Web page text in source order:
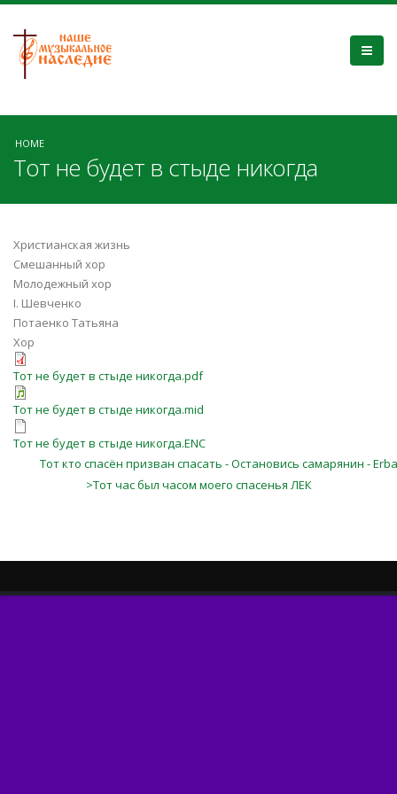
HOME
Тот не будет в стыде никогда
Христианская жизнь
Смешанный хор
Молодежный хор
І. Шевченко
Потаенко Татьяна
Хор
Тот не будет в стыде никогда.pdf
Тот не будет в стыде никогда.mid
Тот не будет в стыде никогда.ENC
Тот кто спасён призван спасать - Остановись самарянин -
>Тот час был часом моего спасенья ЛЕК